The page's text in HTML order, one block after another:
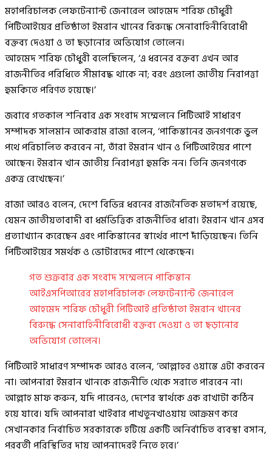
মহাপরিচালক লেফটেন্যান্ট জেনারেল আহমেদ শরিফ চৌধুরী
পিটিআইয়ের প্রতিষ্ঠাতা ইমরান খানের বিরুদ্ধে সেনাবাহিনীবিরোধী
বক্তব্য দেওয়া ও তা ছড়ানোর অভিযোগ তোলেন।
আহমেদ শরিফ চৌধুরী বলেছিলেন, ‘এ ধরনের বক্তব্য এখন আর
রাজনীতির পরিধিতে সীমাবদ্ধ থাকে না; বরং এগুলো জাতীয় নিরাপত্তা
হুমকিতে পরিণত হয়েছে।’
জবাবে গতকাল শনিবার এক সংবাদ সম্মেলনে পিটিআই সাধারণ
সম্পাদক সালমান আকরাম রাজা বলেন, ‘পাকিস্তানের জনগণকে ভুল
পথে পরিচালিত করবেন না, তাঁরা ইমরান খান ও পিটিআইয়ের পাশে
আছেন। ইমরান খান জাতীয় নিরাপত্তা হুমকি নন। তিনি জনগণকে
একত্র রেখেছেন।’
রাজা আরও বলেন, দেশে বিভিন্ন ধরনের রাজনৈতিক মতাদর্শ রয়েছে,
যেমন জাতীয়তাবাদী বা ধর্মভিত্তিক রাজনীতির ধারা। ইমরান খান এসব
প্রত্যাখ্যান করেছেন এবং পাকিস্তানের স্বার্থের পাশে দাঁড়িয়েছেন। তিনি
পিটিআইয়ের সমর্থক ও ভোটারদের পাশে থেকেছেন।
গত শুক্রবার এক সংবাদ সম্মেলনে পাকিস্তান
আইএসপিআরের মহাপরিচালক লেফটেন্যান্ট জেনারেল
আহমেদ শরিফ চৌধুরী পিটিআই প্রতিষ্ঠাতা ইমরান খানের
বিরুদ্ধে সেনাবাহিনীবিরোধী বক্তব্য দেওয়া ও তা ছড়ানোর
অভিযোগ তোলেন।
পিটিআই সাধারণ সম্পাদক আরও বলেন, ‘আল্লাহর ওয়াস্তে এটা করবেন
না। আপনারা ইমরান খানকে রাজনীতি থেকে সরাতে পারবেন না।
আল্লাহ মাফ করুন, যদি পারেনও, দেশের স্বার্থকে এক রাখাটা কঠিন
হয়ে যাবে। যদি আপনারা খাইবার পাখতুনখাওয়ায় আক্রমণ করে
সেখানকার নির্বাচিত সরকারকে হটিয়ে একটি অনির্বাচিত ব্যবস্থা বসান,
পরবর্তী পরিস্থিতির দায় আপনাদেরই নিতে হবে।’